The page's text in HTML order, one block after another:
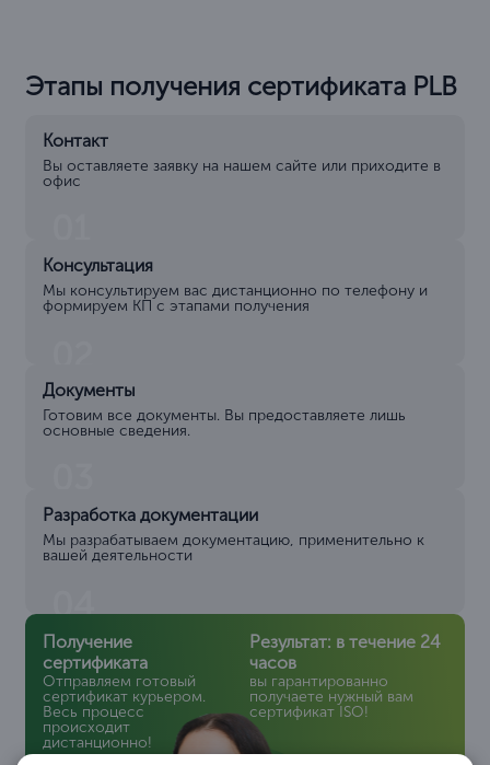
Этапы получения сертификата РLB
Контакт
Вы оставляете заявку на нашем сайте или приходите в
офис
Консультация
Мы консультируем вас дистанционно по телефону и
формируем КП с этапами получения
Документы
Готовим все документы. Вы предоставляете лишь
основные сведения.
Разработка документации
Мы разрабатываем документацию, применительно к
вашей деятельности
04
Получение
сертификата
Отправляем готовый
сертификат курьером.
Весь процесс
происходит
дистанционно!
Результат: в течение 24
часов
вы гарантированно
получаете нужный вам
сертификат ISO!